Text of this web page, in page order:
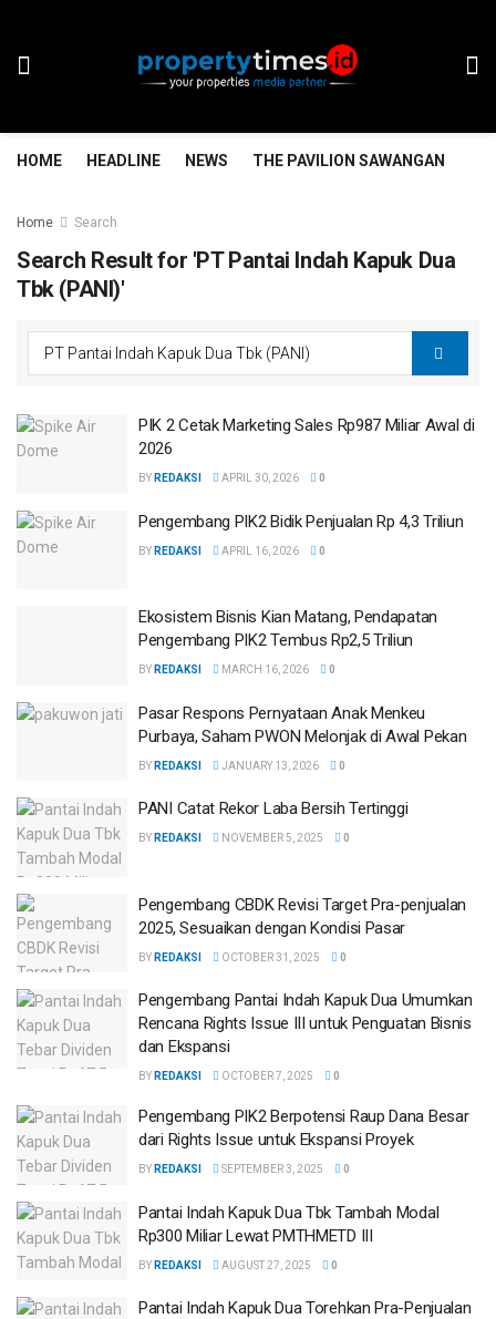
HOME HEADLINE NEWS THE PAVILION SAWANGAN
Home Search
Search Result for 'PT Pantai Indah Kapuk Dua
Tbk (PANI)'
PIK 2 Cetak Marketing Sales Rp987 Miliar Awal di
2026
BY REDAKSI APRIL 30, 2026 0
Pengembang PIK2 Bidik Penjualan Rp 4,3 Triliun
BY REDAKSI APRIL 16, 2026 0
Ekosistem Bisnis Kian Matang, Pendapatan
Pengembang PIK2 Tembus Rp2,5 Triliun
BY REDAKSI MARCH 16, 2026 0
Pasar Respons Pernyataan Anak Menkeu
Purbaya, Saham PWON Melonjak di Awal Pekan
BY REDAKSI JANUARY 13, 2026 0
PANI Catat Rekor Laba Bersih Tertinggi
BY REDAKSI NOVEMBER 5, 2025 0
Pengembang CBDK Revisi Target Pra-penjualan
2025, Sesuaikan dengan Kondisi Pasar
BY REDAKSI OCTOBER 31, 2025 0
Pengembang Pantai Indah Kapuk Dua Umumkan
Rencana Rights Issue III untuk Penguatan Bisnis
dan Ekspansi
BY REDAKSI OCTOBER 7, 2025 0
Pengembang PIK2 Berpotensi Raup Dana Besar
dari Rights Issue untuk Ekspansi Proyek
BY REDAKSI SEPTEMBER 3, 2025 0
Pantai Indah Kapuk Dua Tbk Tambah Modal
Rp300 Miliar Lewat PMTHMETD III
BY REDAKSI AUGUST 27, 2025 0
Pantai Indah Kapuk Dua Torehkan Pra-Penjualan